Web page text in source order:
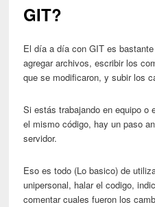
GIT?
El día a día con GIT es
agregar archivos, escribir los
que se modificaron, y subir los
Si estás trabajando en equipo o
el mismo código, hay un paso
servidor.
Eso es todo (Lo basico) de
unipersonal, halar el codigo,
comentar cuales fueron los